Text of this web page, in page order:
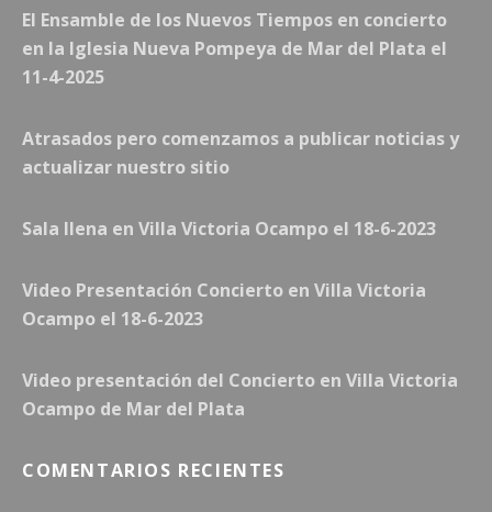
E
D
El Ensamble de los Nuevos Tiempos en concierto
en la Iglesia Nueva Pompeya de Mar del Plata el
11-4-2025
Atrasados pero comenzamos a publicar noticias y
actualizar nuestro sitio
Sala llena en Villa Victoria Ocampo el 18-6-2023
Video Presentación Concierto en Villa Victoria
Ocampo el 18-6-2023
Video presentación del Concierto en Villa Victoria
Ocampo de Mar del Plata
COMENTARIOS RECIENTES